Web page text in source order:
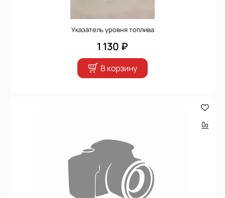
Указатель уровня топлива
1 130 ₽
В корзину